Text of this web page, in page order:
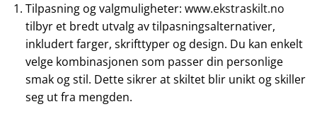
Tilpasning og valgmuligheter: www.ekstraskilt.no
tilbyr et bredt utvalg av tilpasningsalternativer,
inkludert farger, skrifttyper og design. Du kan enkelt
velge kombinasjonen som passer din personlige
smak og stil. Dette sikrer at skiltet blir unikt og skiller
seg ut fra mengden.